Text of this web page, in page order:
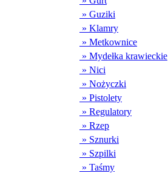
» Guziki
» Klamry
» Metkownice
» Mydełka krawieckie
» Nici
» Nożyczki
» Pistolety
» Regulatory
» Rzep
» Sznurki
» Szpilki
» Taśmy